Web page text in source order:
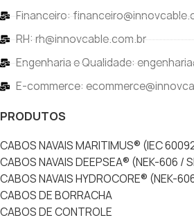
Financeiro:
RH: rh@innovcable.com.br
Engenharia e Qualidade:
E-commerce:
PRODUTOS
CABOS NAVAIS MARITIMUS® (IEC
CABOS NAVAIS DEEPSEA® (NEK-606 /
CABOS NAVAIS HYDROCORE® (NEK-
CABOS DE BORRACHA
CABOS DE CONTROLE